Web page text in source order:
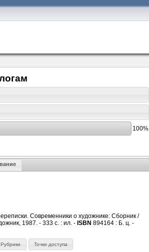
100%
Современники о художнике: Сборник /
1987. - 333 с. : ил. - ISBN894164 : Б. ц. -
Рубрики Точки доступа